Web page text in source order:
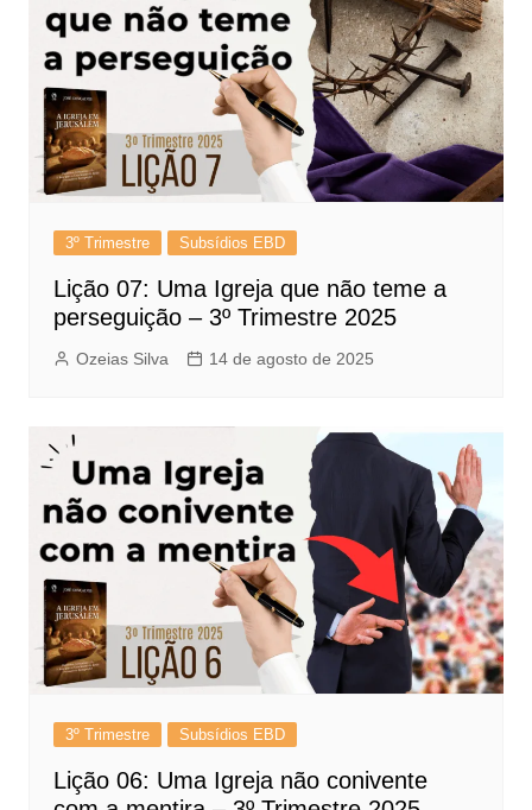
3º Trimestre Subsídios EBD
Lição 07: Uma Igreja que não teme a
perseguição – 3º Trimestre 2025
Ozeias Silva 14 de agosto de 2025
3º Trimestre Subsídios EBD
Lição 06: Uma Igreja não conivente